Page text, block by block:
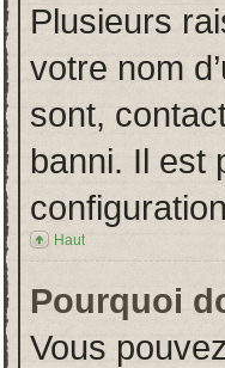
Plusieurs
votre nom
sont,
banni. Il est
Haut
Pourquoi
Vous